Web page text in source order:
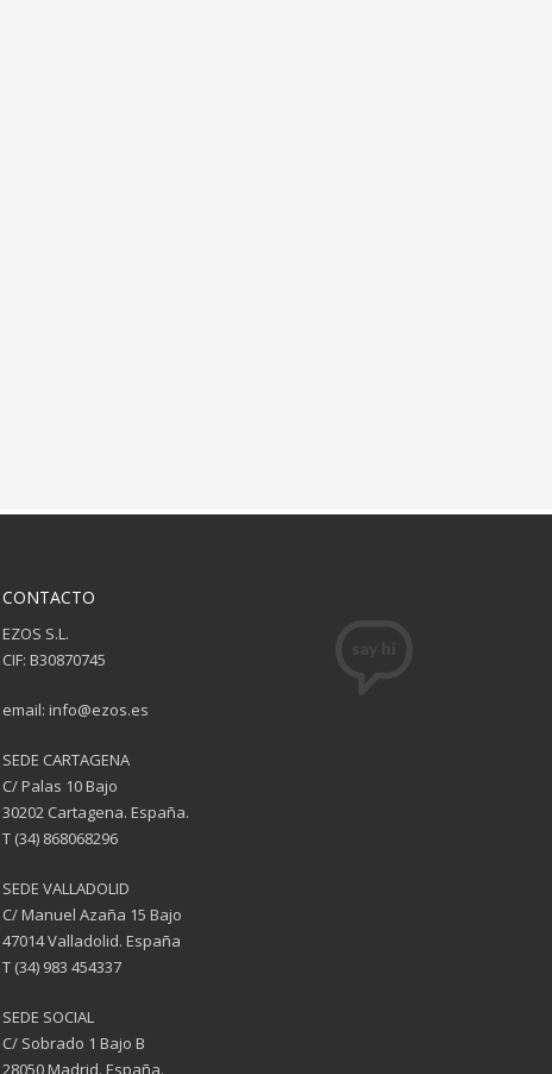
CONTACTO
EZOS S.L.
CIF: B30870745
email: info@ezos.es
SEDE CARTAGENA
C/ Palas 10 Bajo
30202 Cartagena. España.
T (34) 868068296
SEDE VALLADOLID
C/ Manuel Azaña 15 Bajo
47014 Valladolid. España
T (34) 983 454337
SEDE SOCIAL
C/ Sobrado 1 Bajo B
28050 Madrid. España.